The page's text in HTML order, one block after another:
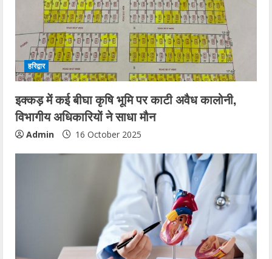
हरिद्वार
इक्कड़ में कई बीघा कृषि भूमि पर काटी अवैध कालोनी,
विभागीय अधिकारियों ने साधा मौन
Admin 16 October 2025